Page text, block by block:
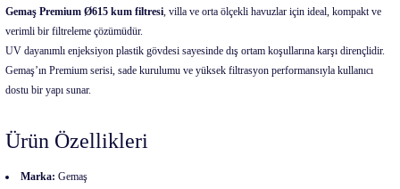
Gemaş Premium Ø615 kum filtresi, villa ve orta ölçekli havuzlar için ideal, kompakt ve
verimli bir filtreleme çözümüdür.
UV dayanımlı enjeksiyon plastik gövdesi sayesinde dış ortam koşullarına karşı dirençlidir.
Gemaş’ın Premium serisi, sade kurulumu ve yüksek filtrasyon performansıyla kullanıcı
dostu bir yapı sunar.
Ürün Özellikleri
Marka: Gemaş